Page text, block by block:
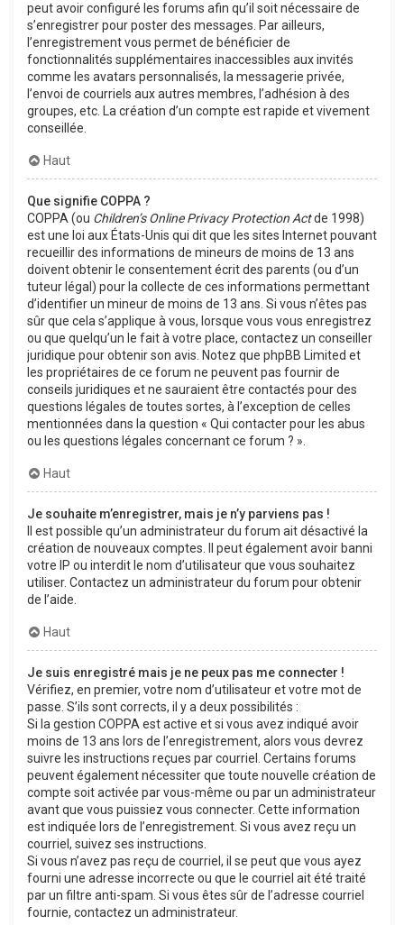
peut avoir configuré les forums afin qu’il soit nécessaire de
s’enregistrer pour poster des messages. Par ailleurs,
l’enregistrement vous permet de bénéficier de
fonctionnalités supplémentaires inaccessibles aux invités
comme les avatars personnalisés, la messagerie privée,
l’envoi de courriels aux autres membres, l’adhésion à des
groupes, etc. La création d’un compte est rapide et vivement
conseillée.
Haut
Que signifie COPPA ?
COPPA (ou Children’s Online Privacy Protection Actde 1998)
est une loi aux États-Unis qui dit que les sites Internet pouvant
recueillir des informations de mineurs de moins de 13 ans
doivent obtenir le consentement écrit des parents (ou d’un
tuteur légal) pour la collecte de ces informations permettant
d’identifier un mineur de moins de 13 ans. Si vous n’êtes pas
sûr que cela s’applique à vous, lorsque vous vous enregistrez
ou que quelqu’un le fait à votre place, contactez un conseiller
juridique pour obtenir son avis. Notez que phpBB Limited et
les propriétaires de ce forum ne peuvent pas fournir de
conseils juridiques et ne sauraient être contactés pour des
questions légales de toutes sortes, à l’exception de celles
mentionnées dans la question « Qui contacter pour les abus
ou les questions légales concernant ce forum ? ».
Haut
Je souhaite m’enregistrer, mais je n’y parviens pas !
Il est possible qu’un administrateur du forum ait désactivé la
création de nouveaux comptes. Il peut également avoir banni
votre IP ou interdit le nom d’utilisateur que vous souhaitez
utiliser. Contactez un administrateur du forum pour obtenir
de l’aide.
Haut
Je suis enregistré mais je ne peux pas me connecter !
Vérifiez, en premier, votre nom d’utilisateur et votre mot de
passe. S’ils sont corrects, il y a deux possibilités :
Si la gestion COPPA est active et si vous avez indiqué avoir
moins de 13 ans lors de l’enregistrement, alors vous devrez
suivre les instructions reçues par courriel. Certains forums
peuvent également nécessiter que toute nouvelle création de
compte soit activée par vous-même ou par un administrateur
avant que vous puissiez vous connecter. Cette information
est indiquée lors de l’enregistrement. Si vous avez reçu un
courriel, suivez ses instructions.
Si vous n’avez pas reçu de courriel, il se peut que vous ayez
fourni une adresse incorrecte ou que le courriel ait été traité
par un filtre anti-spam. Si vous êtes sûr de l’adresse courriel
fournie, contactez un administrateur.